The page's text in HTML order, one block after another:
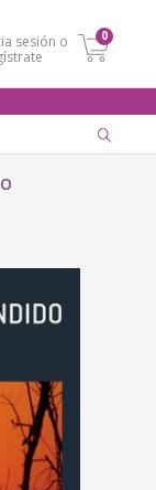
sesión o
0